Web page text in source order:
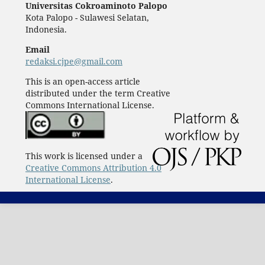
Universitas Cokroaminoto Palopo
Kota Palopo - Sulawesi Selatan,
Indonesia.
Email
redaksi.cjpe@gmail.com
This is an open-access article
distributed under the term Creative
Commons International License.
This work is licensed under a
Creative Commons Attribution 4.0
International License.